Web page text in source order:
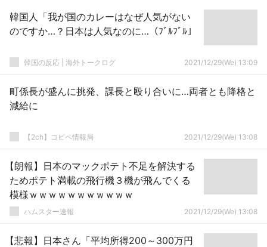
韓国人「我が国のカレーはなぜ人気がない
のですか…？日本は人気なのに…（ﾌﾞﾙﾌﾞﾙ」
韓国の反応 | 海外トークログ 2021/12/29(We) 13:09
町係長が盛んに挑発、課長と殴り合いに…両者とも降格と
減給に
【2ch】コピペ情報局 2021/12/29(We) 13:08
【朗報】日本のマックポテト不足を解決する
ためポテト満載の飛行機３機が飛んでくる
模様ｗｗｗｗｗｗｗｗｗｗｗ
ハムスター速報 2021/12/29(We) 13:08
【悲報】日本さん「平均所得200～300万円